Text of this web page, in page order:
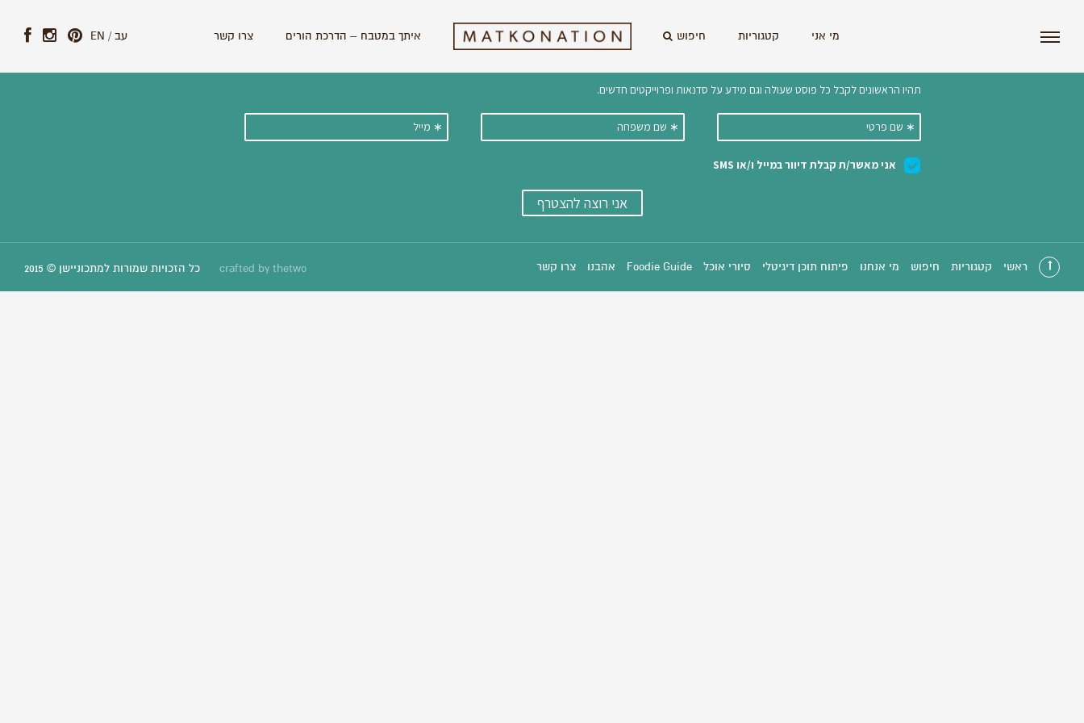
מי אני קטגוריות חיפוש איתך במטבח – הדרכת הורים צרו קשר EN / עב
הצטרפו לניוזלטר שלנו וקבלו ישירות למייל עדכונים על מתכונים וסיפורים חדשים:
ראשי קטגוריות חיפוש מי אנחנו פיתוח תוכן דיגיטלי סיורי אוכל Foodie Guide אהבנו צרו קשר crafted by thetwo כל הזכויות שמורות למתכוניישן © 2015